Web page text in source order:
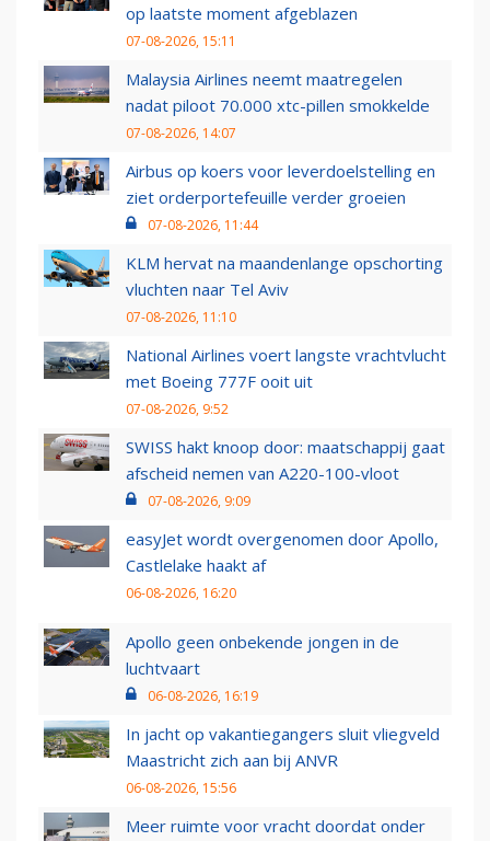
op laatste moment afgeblazen
07-08-2026, 15:11
Malaysia Airlines neemt maatregelen
nadat piloot 70.000 xtc-pillen smokkelde
07-08-2026, 14:07
Airbus op koers voor leverdoelstelling en
ziet orderportefeuille verder groeien
07-08-2026, 11:44
KLM hervat na maandenlange opschorting
vluchten naar Tel Aviv
07-08-2026, 11:10
National Airlines voert langste vrachtvlucht
met Boeing 777F ooit uit
07-08-2026, 9:52
SWISS hakt knoop door: maatschappij gaat
afscheid nemen van A220-100-vloot
07-08-2026, 9:09
easyJet wordt overgenomen door Apollo,
Castlelake haakt af
06-08-2026, 16:20
Apollo geen onbekende jongen in de
luchtvaart
06-08-2026, 16:19
In jacht op vakantiegangers sluit vliegveld
Maastricht zich aan bij ANVR
06-08-2026, 15:56
Meer ruimte voor vracht doordat onder